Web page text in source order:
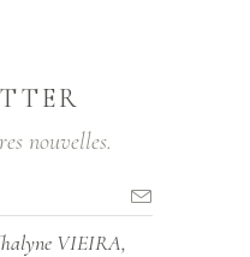
nouvelles.
VIEIRA,